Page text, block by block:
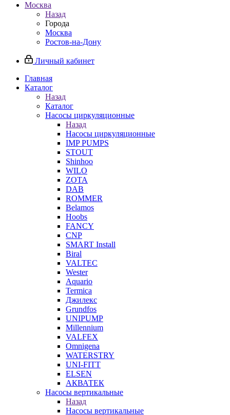
Москва
Назад
Города
Москва
Ростов-на-Дону
Личный кабинет
Главная
Каталог
Назад
Каталог
Насосы циркуляционные
Назад
Насосы циркуляционные
IMP PUMPS
STOUT
Shinhoo
WILO
ZOTA
DAB
ROMMER
Belamos
Hoobs
FANCY
CNP
SMART Install
Biral
VALTEC
Wester
Aquario
Termica
Джилекс
Grundfos
UNIPUMP
Millennium
VALFEX
Omnigena
WATERSTRY
UNI-FITT
ELSEN
АКВАТЕК
Насосы вертикальные
Назад
Насосы вертикальные